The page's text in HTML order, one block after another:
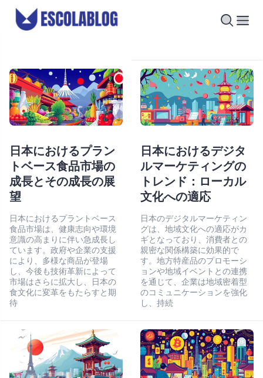
日本におけるプラン
トベース食品市場の
成長とその成長の展
望
日本におけるプラントベース
食品市場は、健康志向や環境
意識の高まりに伴い急成長し
ています。政府や企業の支援
により、多様な商品が登場
し、今後も技術革新によって
市場はさらに拡大し、日本の
食文化に変革をもたらすと期
待
日本におけるデジタ
ルマーケティングの
トレンド：ローカル
文化への適応
日本のデジタルマーケティン
グは、地域文化への適応がカ
ギとなっており、消費者との
親密な関係構築に効果的で
す。地方特産品のプロモーシ
ョンや地域イベントとの連携
を通じて、企業は地域密着型
のコミュニケーションを強化
し、持続